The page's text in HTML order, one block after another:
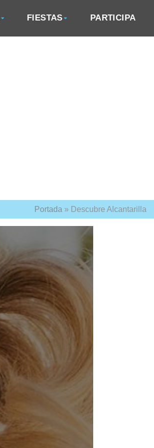
FIESTAS PARTICIPA
Portada » Descubre Alcantarilla